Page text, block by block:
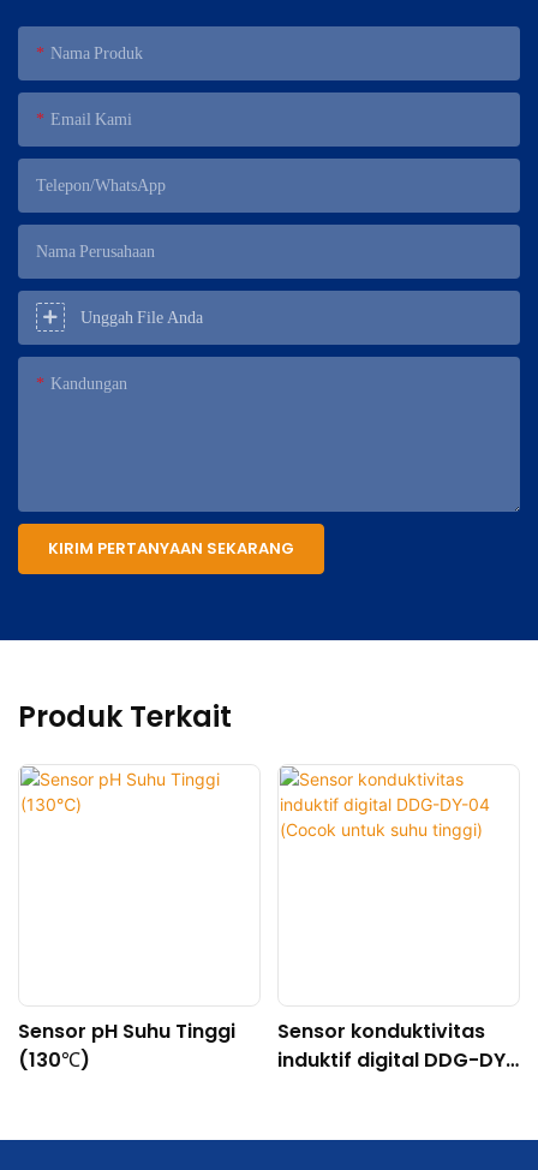
Nama Produk
Email Kami
Telepon/WhatsApp
Nama Perusahaan
Unggah File Anda
Kandungan
KIRIM PERTANYAAN SEKARANG
Produk Terkait
Sensor pH Suhu Tinggi
(130℃)
Sensor konduktivitas
induktif digital DDG-DY-